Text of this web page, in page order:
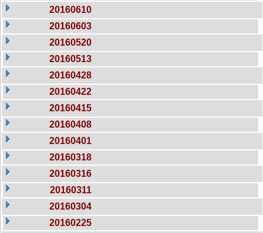
20160610
20160603
20160520
20160513
20160428
20160422
20160415
20160408
20160401
20160318
20160316
20160311
20160304
20160225